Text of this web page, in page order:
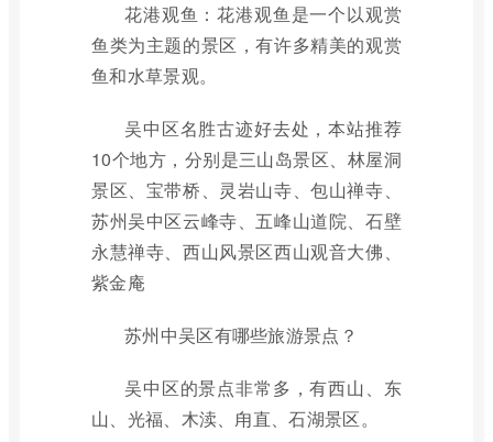
花港观鱼：花港观鱼是一个以观赏
鱼类为主题的景区，有许多精美的观赏
鱼和水草景观。
吴中区名胜古迹好去处，本站推荐
10个地方，分别是三山岛景区、林屋洞
景区、宝带桥、灵岩山寺、包山禅寺、
苏州吴中区云峰寺、五峰山道院、石壁
永慧禅寺、西山风景区西山观音大佛、
紫金庵
苏州中吴区有哪些旅游景点？
吴中区的景点非常多，有西山、东
山、光福、木渎、甪直、石湖景区。